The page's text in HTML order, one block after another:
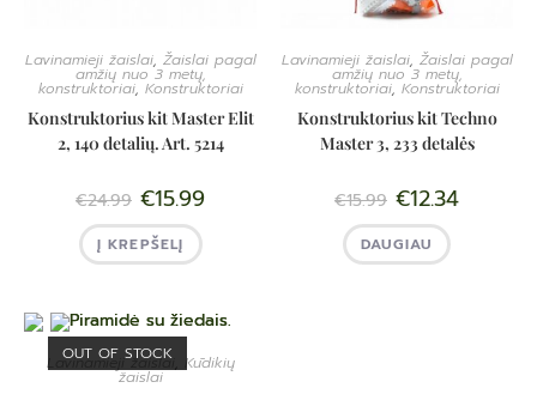
Lavinamieji žaislai, Žaislai pagal
amžių nuo 3 metų,
konstruktoriai, Konstruktoriai
Konstruktorius kit Master Elit
2, 140 detalių. Art. 5214
€24.99 €15.99
Į KREPŠELĮ
Lavinamieji žaislai, Žaislai pagal
amžių nuo 3 metų,
konstruktoriai, Konstruktoriai
Konstruktorius kit Techno
Master 3, 233 detalės
€15.99 €12.34
DAUGIAU
OUT OF STOCK
Lavinamieji žaislai Kūdikių
žaislai